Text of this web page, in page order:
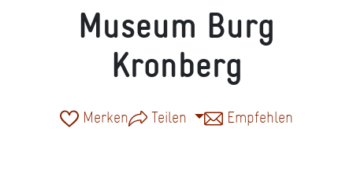
Museum Burg
Kronberg
Merken Teilen Empfehlen